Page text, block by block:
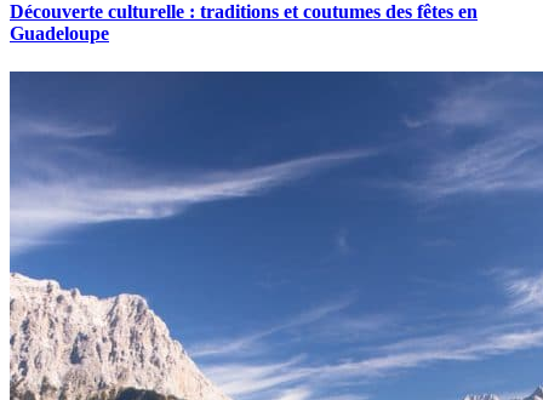
Découverte culturelle : traditions et coutumes des fêtes en
Guadeloupe